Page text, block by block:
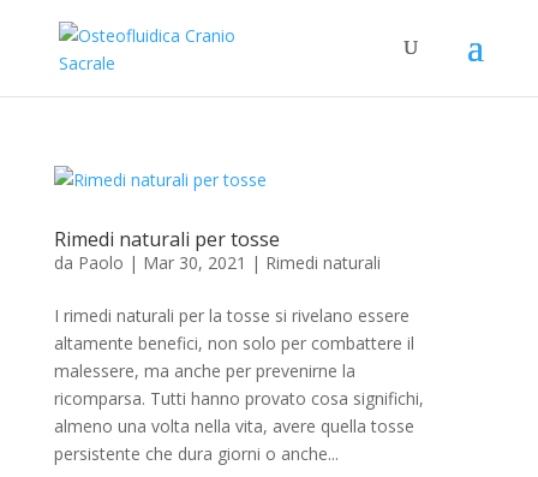
Rimedi naturali per tosse
da Paolo | Mar 30, 2021 | Rimedi naturali
I rimedi naturali per la tosse si rivelano essere
altamente benefici, non solo per combattere il
malessere, ma anche per prevenirne la
ricomparsa. Tutti hanno provato cosa significhi,
almeno una volta nella vita, avere quella tosse
persistente che dura giorni o anche...